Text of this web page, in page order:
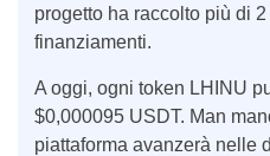
progetto ha raccolto più di
finanziamenti.
A oggi, ogni token LHINU
$0,000095 USDT. Man
piattaforma avanzerà nelle